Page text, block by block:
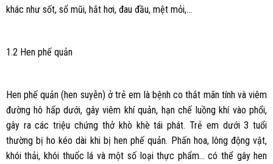
khác như sốt, sổ mũi, hắt hơi, đau đầu, mệt mỏi,…
1.2 Hen phế quản
Hen phế quản (hen suyễn) ở trẻ em là bệnh co thắt mãn tính và viêm
đường hô hấp dưới, gây viêm khí quản, hạn chế luồng khí vào phổi,
gây ra các triệu chứng thở khò khè tái phát. Trẻ em dưới 3 tuổi
thường bị ho kéo dài khi bị hen phế quản. Phấn hoa, lông động vật,
khói thải, khói thuốc lá và một số loại thực phẩm… có thể gây hen